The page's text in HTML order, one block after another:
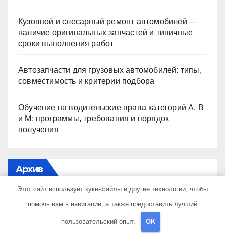
Кузовной и слесарный ремонт автомобилей —
наличие оригинальных запчастей и типичные
сроки выполнения работ
Автозапчасти для грузовых автомобилей: типы,
совместимость и критерии подбора
Обучение на водительские права категорий A, B
и M: программы, требования и порядок
получения
Архив
Июль 2026
Этот сайт использует куки-файлы и другие технологии, чтобы
помочь вам в навигации, а также предоставить лучший
пользовательский опыт. OK